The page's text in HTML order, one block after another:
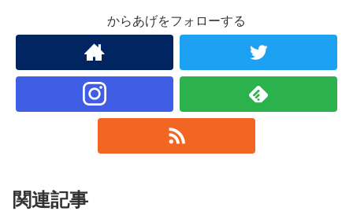
からあげをフォローする
関連記事